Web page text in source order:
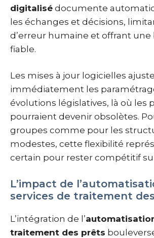
digitalisé documente
les échanges et décisions,
d’erreur humaine et offrant une
fiable.
Les mises à jour logicielles
immédiatement les
évolutions législatives, là où les
pourraient devenir obsolètes.
groupes comme pour les
modestes, cette flexibilité
certain pour rester compétitif
L’impact de
services de traitement
L’intégration de l’
traitement des prêts